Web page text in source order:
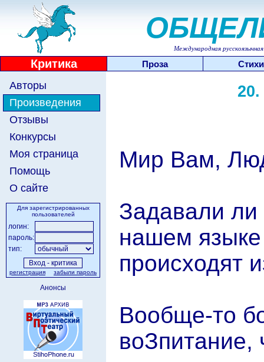
Международная
Критика Проза Стихи
Авторы
Произведения
Отзывы
Конкурсы
Моя страница
Помощь
О сайте
Для зарегистрированных
пользователей
логин:
пароль:
тип:
регистрация забыли пароль
Анонсы
Мир Вам,
Задавали
нашем языке
происходят
Вообще-то
воЗпитание,